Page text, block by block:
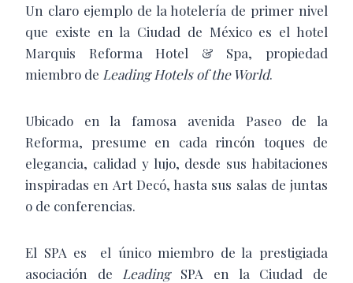
Un claro ejemplo de la hotelería de primer nivel
que existe en la Ciudad de México es el hotel
Marquis Reforma Hotel & Spa, propiedad
miembro de Leading Hotels of the World.
Ubicado en la famosa avenida Paseo de la
Reforma, presume en cada rincón toques de
elegancia, calidad y lujo, desde sus habitaciones
inspiradas en Art Decó, hasta sus salas de juntas
o de conferencias.
El SPA es
el único miembro de la prestigiada
asociación de LeadingSPA en la Ciudad de